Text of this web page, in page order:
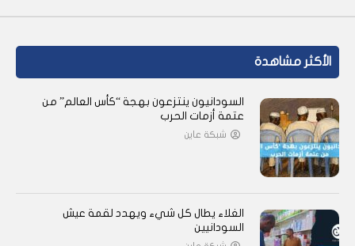
الأكثر مشاهدة
السودانيون ينتزعون بهجة “كأس العالم” من
عتمة أزمات الحرب
شبكة عاين
الغلاء يطال كل شيء ويهدد لقمة عيش
السودانيين